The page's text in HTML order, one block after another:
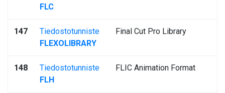
FLC
147
Tiedostotunniste
FLEXOLIBRARY
Final Cut Pro Library
148
Tiedostotunniste
FLH
FLIC Animation Format